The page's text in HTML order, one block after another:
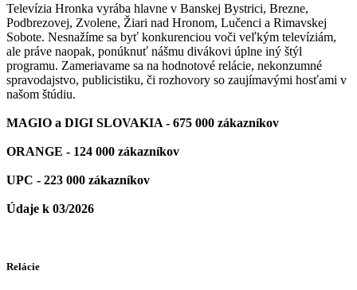
Televízia Hronka vyrába hlavne v Banskej Bystrici, Brezne,
Podbrezovej, Zvolene, Žiari nad Hronom, Lučenci a Rimavskej
Sobote. Nesnažíme sa byť konkurenciou voči veľkým televíziám,
ale práve naopak, ponúknuť nášmu divákovi úplne iný štýl
programu. Zameriavame sa na hodnotové relácie, nekonzumné
spravodajstvo, publicistiku, či rozhovory so zaujímavými hosťami v
našom štúdiu.
MAGIO a DIGI SLOVAKIA - 675 000 zákazníkov
ORANGE - 124 000 zákazníkov
UPC - 223 000 zákazníkov
Údaje k 03/2026
Relácie